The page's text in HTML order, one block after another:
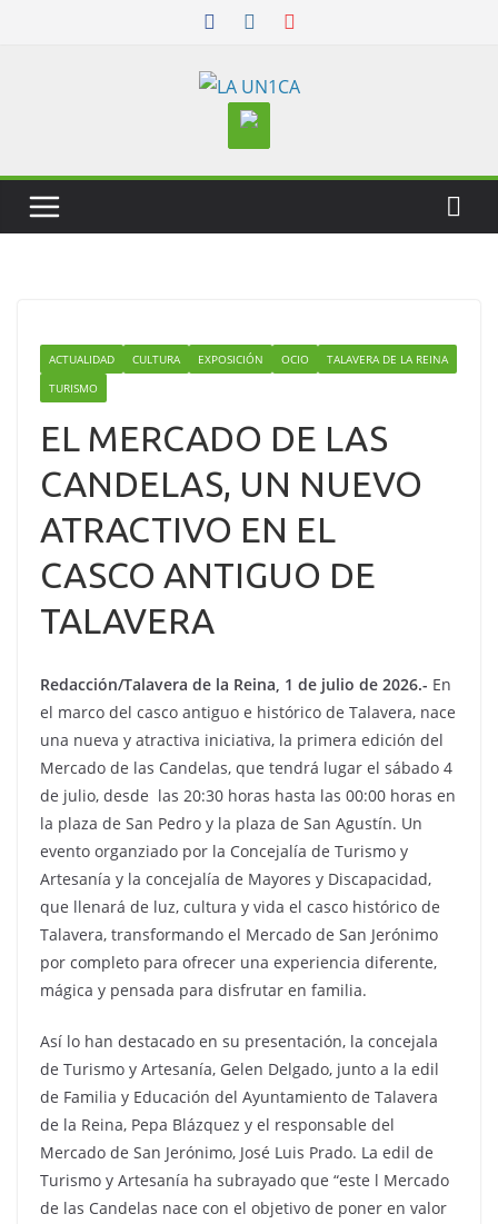
ACTUALIDAD CULTURA EXPOSICIÓN OCIO
TALAVERA DE LA REINA
TURISMO
EL MERCADO DE LAS
CANDELAS, UN NUEVO
ATRACTIVO EN EL
CASCO ANTIGUO DE
TALAVERA
Redacción/Talavera de la Reina, 1 de julio de 2026.- En
el marco del casco antiguo e histórico de Talavera, nace
una nueva y atractiva iniciativa, la primera edición del
Mercado de las Candelas, que tendrá lugar el sábado 4
de julio, desde las 20:30 horas hasta las 00:00 horas en
la plaza de San Pedro y la plaza de San Agustín. Un
evento organziado por la Concejalía de Turismo y
Artesanía y la concejalía de Mayores y Discapacidad,
que llenará de luz, cultura y vida el casco histórico de
Talavera, transformando el Mercado de San Jerónimo
por completo para ofrecer una experiencia diferente,
mágica y pensada para disfrutar en familia.
Así lo han destacado en su presentación, la concejala
de Turismo y Artesanía, Gelen Delgado, junto a la edil
de Familia y Educación del Ayuntamiento de Talavera
de la Reina, Pepa Blázquez y el responsable del
Mercado de San Jerónimo, José Luis Prado. La edil de
Turismo y Artesanía ha subrayado que “este l Mercado
de las Candelas nace con el objetivo de poner en valor